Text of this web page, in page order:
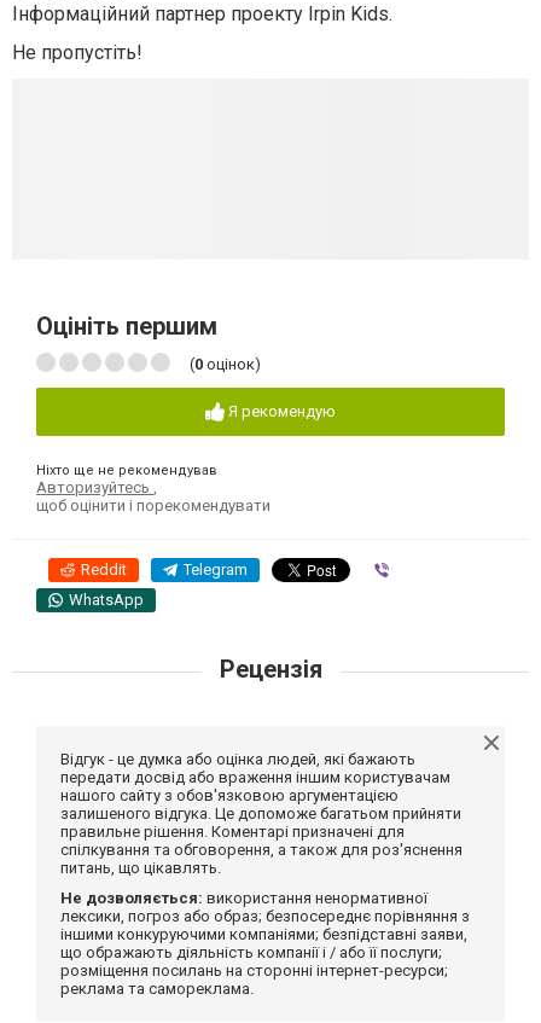
Інформаційний партнер проекту Irpin Kids.
Не пропустіть!
Оцініть першим
(0 оцінок)
Я рекомендую
Ніхто ще не рекомендував
Авторизуйтесь ,
щоб оцінити і порекомендувати
Reddit Telegram
WhatsApp
Рецензія
Відгук - це думка або оцінка людей, які бажають
передати досвід або враження іншим користувачам
нашого сайту з обов'язковою аргументацією
залишеного відгука. Це допоможе багатьом прийняти
правильне рішення. Коментарі призначені для
спілкування та обговорення, а також для роз'яснення
питань, що цікавлять.
Не дозволяється: використання ненормативної
лексики, погроз або образ; безпосереднє порівняння з
іншими конкуруючими компаніями; безпідставні заяви,
що ображають діяльність компанії і / або її послуги;
розміщення посилань на сторонні інтернет-ресурси;
реклама та самореклама.